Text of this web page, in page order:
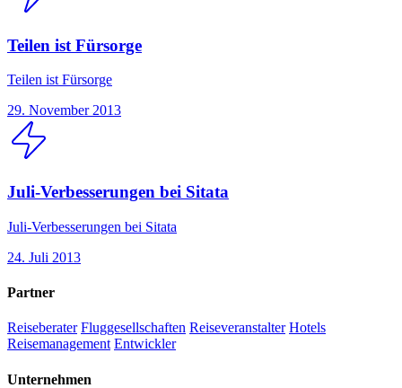
Teilen ist Fürsorge
Teilen ist Fürsorge
29. November 2013
Juli-Verbesserungen bei Sitata
Juli-Verbesserungen bei Sitata
24. Juli 2013
Partner
Reiseberater Fluggesellschaften Reiseveranstalter Hotels
Reisemanagement Entwickler
Unternehmen